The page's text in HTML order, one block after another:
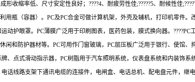
收缩率低、尺寸安定性良好；????4、耐疲劳性佳;?????5、耐候性佳
用瓶（容器）。PC及PC合金可做计算机架，外壳及辅机，打印机零件
护眼罩。PC薄膜广泛用于印刷图表，医药包装，膜式换向器。
和防护器材等。PC可用作门窗玻璃，PC层压板广泛用于银行、使馆
、点式滑动指示器，PC树脂用于汽车照明系统，仪表盘系统和内装饰
话线路支架下通讯电缆的连接件，电闸盒、电话总机、配电盘元件，继